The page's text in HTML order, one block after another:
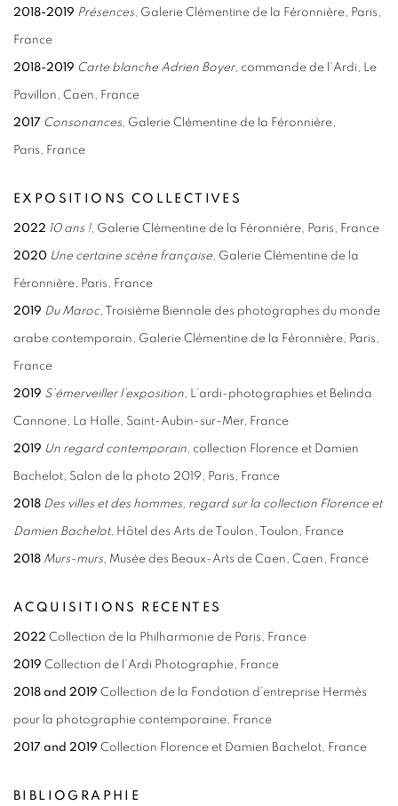
2018-2019 Présences, Galerie Clémentine de la Féronnière, Paris,
France
2018-2019 Carte blanche Adrien Boyer, commande de l’Ardi, Le
Pavillon, Caen, France
2017 Consonances, Galerie Clémentine de la Féronnière,
Paris, France
EXPOSITIONS COLLECTIVES
2022 10 ans !, Galerie Clémentine de la Féronnière, Paris, France
2020 Une certaine scène française, Galerie Clémentine de la
Féronnière, Paris, France
2019 Du Maroc, Troisième Biennale des photographes du monde
arabe contemporain, Galerie Clémentine de la Féronnière, Paris,
France
2019 S’émerveiller l’exposition, L’ardi-photographies et Belinda
Cannone, La Halle, Saint-Aubin-sur-Mer, France
2019 Un regard contemporain, collection Florence et Damien
Bachelot, Salon de la photo 2019, Paris, France
2018 Des villes et des hommes, regard sur la collection Florence et
Damien Bachelot, Hôtel des Arts de Toulon, Toulon, France
2018 Murs-murs, Musée des Beaux-Arts de Caen, Caen, France
ACQUISITIONS RECENTES
2022 Collection de la Philharmonie de Paris, France
2019 Collection de l’Ardi Photographie, France
2018 and 2019 Collection de la Fondation d’entreprise Hermès
pour la photographie contemporaine, France
2017 and 2019 Collection Florence et Damien Bachelot, France
BIBLIOGRAPHIE